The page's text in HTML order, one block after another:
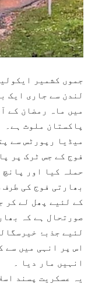
جموں کشمیر
لندن سے جاری ایک
میں ماہ رمضان کے
پاکستان ملوث ہے۔
میڈیا رپورٹس سے
فوج کے جس ٹرک پر
حملہ کیا اور
بھارتی فوج کی
کے لئیے پھل لے کر
صورتحال ہے کہ
لئیے جذبۂ
اس پر انہی میں سے
انہیں مار دیا ۔
یہ عسکریت پسند